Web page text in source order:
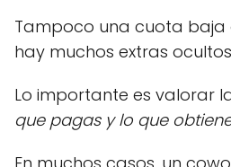
Tampoco una cuota baja
hay muchos extras
Lo importante es valorar
que pagas y lo que